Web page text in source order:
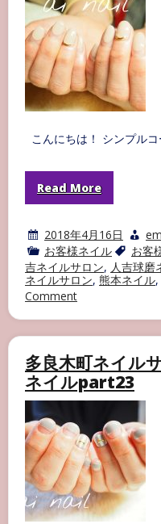
ン
NAIL
お
客
様
ネ
イ
こんにちは！ シンプルコ
Read More
2018年4月16日
お客様ネイル
お客
吉ネイルサロン, 人吉球磨
ネイルサロン, 熊本ネイル,
Commenton
良
木
ネ
イ
ル
サ
ン
AI
NAIL
お
客
様
ネ
イ
多良木町ネイル
ネイルpart23